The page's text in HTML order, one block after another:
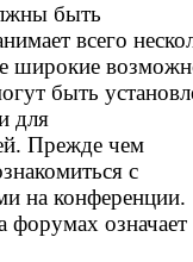
быть
всего
широкие
быть
для
Прежде чем
с
на конференции.
форумах означает